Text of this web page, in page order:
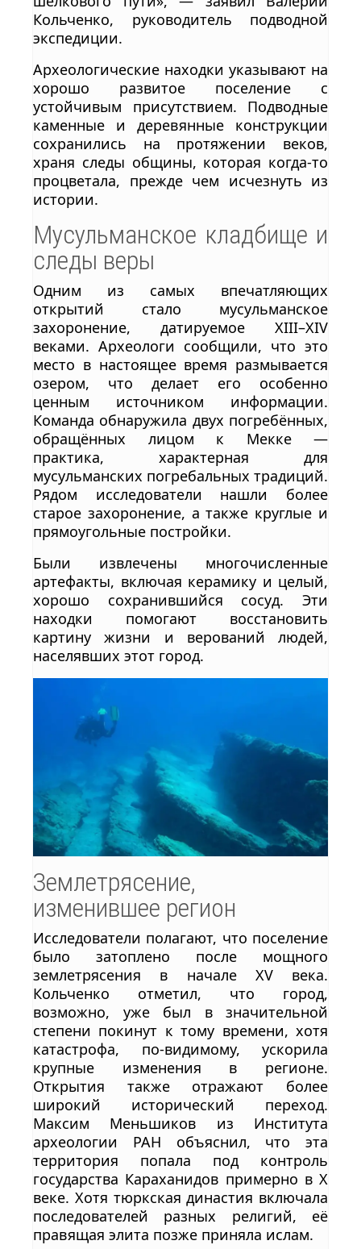
Кольченко, руководитель подводной
экспедиции.
Археологические находки указывают на
хорошо развитое поселение с
устойчивым присутствием. Подводные
каменные и деревянные конструкции
сохранились на протяжении веков,
храня следы общины, которая когда-то
процветала, прежде чем исчезнуть из
истории.
Мусульманское кладбище и
следы веры
Одним из самых впечатляющих
открытий стало мусульманское
захоронение, датируемое XIII–XIV
веками. Археологи сообщили, что это
место в настоящее время размывается
озером, что делает его особенно
ценным источником информации.
Команда обнаружила двух погребённых,
обращённых лицом к Мекке —
практика, характерная для
мусульманских погребальных традиций.
Рядом исследователи нашли более
старое захоронение, а также круглые и
прямоугольные постройки.
Были извлечены многочисленные
артефакты, включая керамику и целый,
хорошо сохранившийся сосуд. Эти
находки помогают восстановить
картину жизни и верований людей,
населявших этот город.
Землетрясение,
изменившее регион
Исследователи полагают, что поселение
было затоплено после мощного
землетрясения в начале XV века.
Кольченко отметил, что город,
возможно, уже был в значительной
степени покинут к тому времени, хотя
катастрофа, по-видимому, ускорила
крупные изменения в регионе.
Открытия также отражают более
широкий исторический переход.
Максим Меньшиков из Института
археологии РАН объяснил, что эта
территория попала под контроль
государства Караханидов примерно в X
веке. Хотя тюркская династия включала
последователей разных религий, её
правящая элита позже приняла ислам.